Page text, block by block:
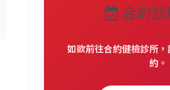
合約診
如欲前往合約健檢診所
約。